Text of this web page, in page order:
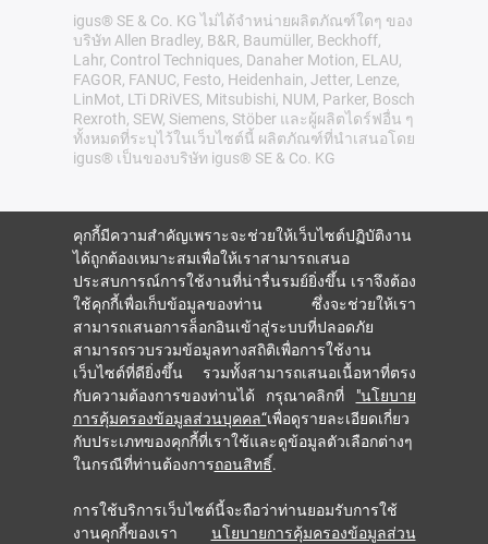
igus® SE & Co. KG ไม่ได้จำหน่ายผลิตภัณฑ์ใดๆ ของ
บริษัท Allen Bradley, B&R, Baumüller, Beckhoff,
Lahr, Control Techniques, Danaher Motion, ELAU,
FAGOR, FANUC, Festo, Heidenhain, Jetter, Lenze,
LinMot, LTi DRiVES, Mitsubishi, NUM, Parker, Bosch
Rexroth, SEW, Siemens, Stöber และผู้ผลิตไดร์ฟอื่น ๆ
ทั้งหมดที่ระบุไว้ในเว็บไซต์นี้ ผลิตภัณฑ์ที่นำเสนอโดย
igus® เป็นของบริษัท igus® SE & Co. KG
คุกกี้มีความสำคัญเพราะจะช่วยให้เว็บไซต์ปฏิบัติงาน
ได้ถูกต้องเหมาะสมเพื่อให้เราสามารถเสนอ
ประสบการณ์การใช้งานที่น่ารื่นรมย์ยิ่งขึ้น เราจึงต้อง
ใช้คุกกี้เพื่อเก็บข้อมูลของท่าน ซึ่งจะช่วยให้เรา
สามารถเสนอการล็อกอินเข้าสู่ระบบที่ปลอดภัย
สามารถรวบรวมข้อมูลทางสถิติเพื่อการใช้งาน
เว็บไซต์ที่ดียิ่งขึ้น รวมทั้งสามารถเสนอเนื้อหาที่ตรง
กับความต้องการของท่านได้ กรุณาคลิกที่ "นโยบาย
การคุ้มครองข้อมูลส่วนบุคคล“เพื่อดูรายละเอียดเกี่ยว
กับประเภทของคุกกี้ที่เราใช้และดูข้อมูลตัวเลือกต่างๆ
ในกรณีที่ท่านต้องการถอนสิทธิ์.
การใช้บริการเว็บไซต์นี้จะถือว่าท่านยอมรับการใช้
งานคุกกี้ของเรา นโยบายการคุ้มครองข้อมูลส่วน